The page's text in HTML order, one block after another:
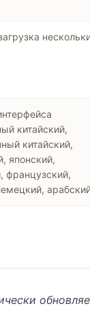
китайский,
китайский,
японский,
французский,